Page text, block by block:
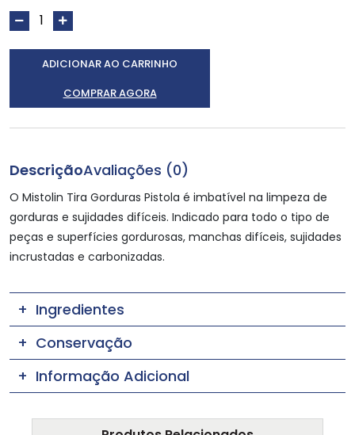
ADICIONAR AO CARRINHO
COMPRAR AGORA
DescriçãoAvaliações (0)
O Mistolin Tira Gorduras Pistola é imbatível na limpeza de
gorduras e sujidades difíceis. Indicado para todo o tipo de
peças e superfícies gordurosas, manchas difíceis, sujidades
incrustadas e carbonizadas.
Ingredientes
Conservação
Informação Adicional